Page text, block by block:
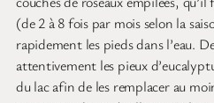
(de 2 à 8 fois par mois selon la
rapidement les pieds dans l’eau.
attentivement les pieux
du lac afin de les remplacer au